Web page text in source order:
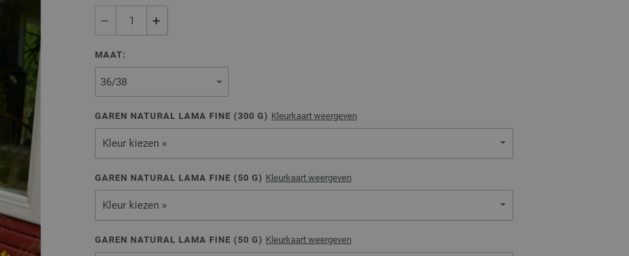
MAAT:
GAREN NATURAL LAMA FINE (300 G) Kleurkaart weergeven
Kleur kiezen »
GAREN NATURAL LAMA FINE ( 50 G) Kleurkaart weergeven
Kleur kiezen »
GAREN NATURAL LAMA FINE ( 50 G) Kleurkaart weergeven